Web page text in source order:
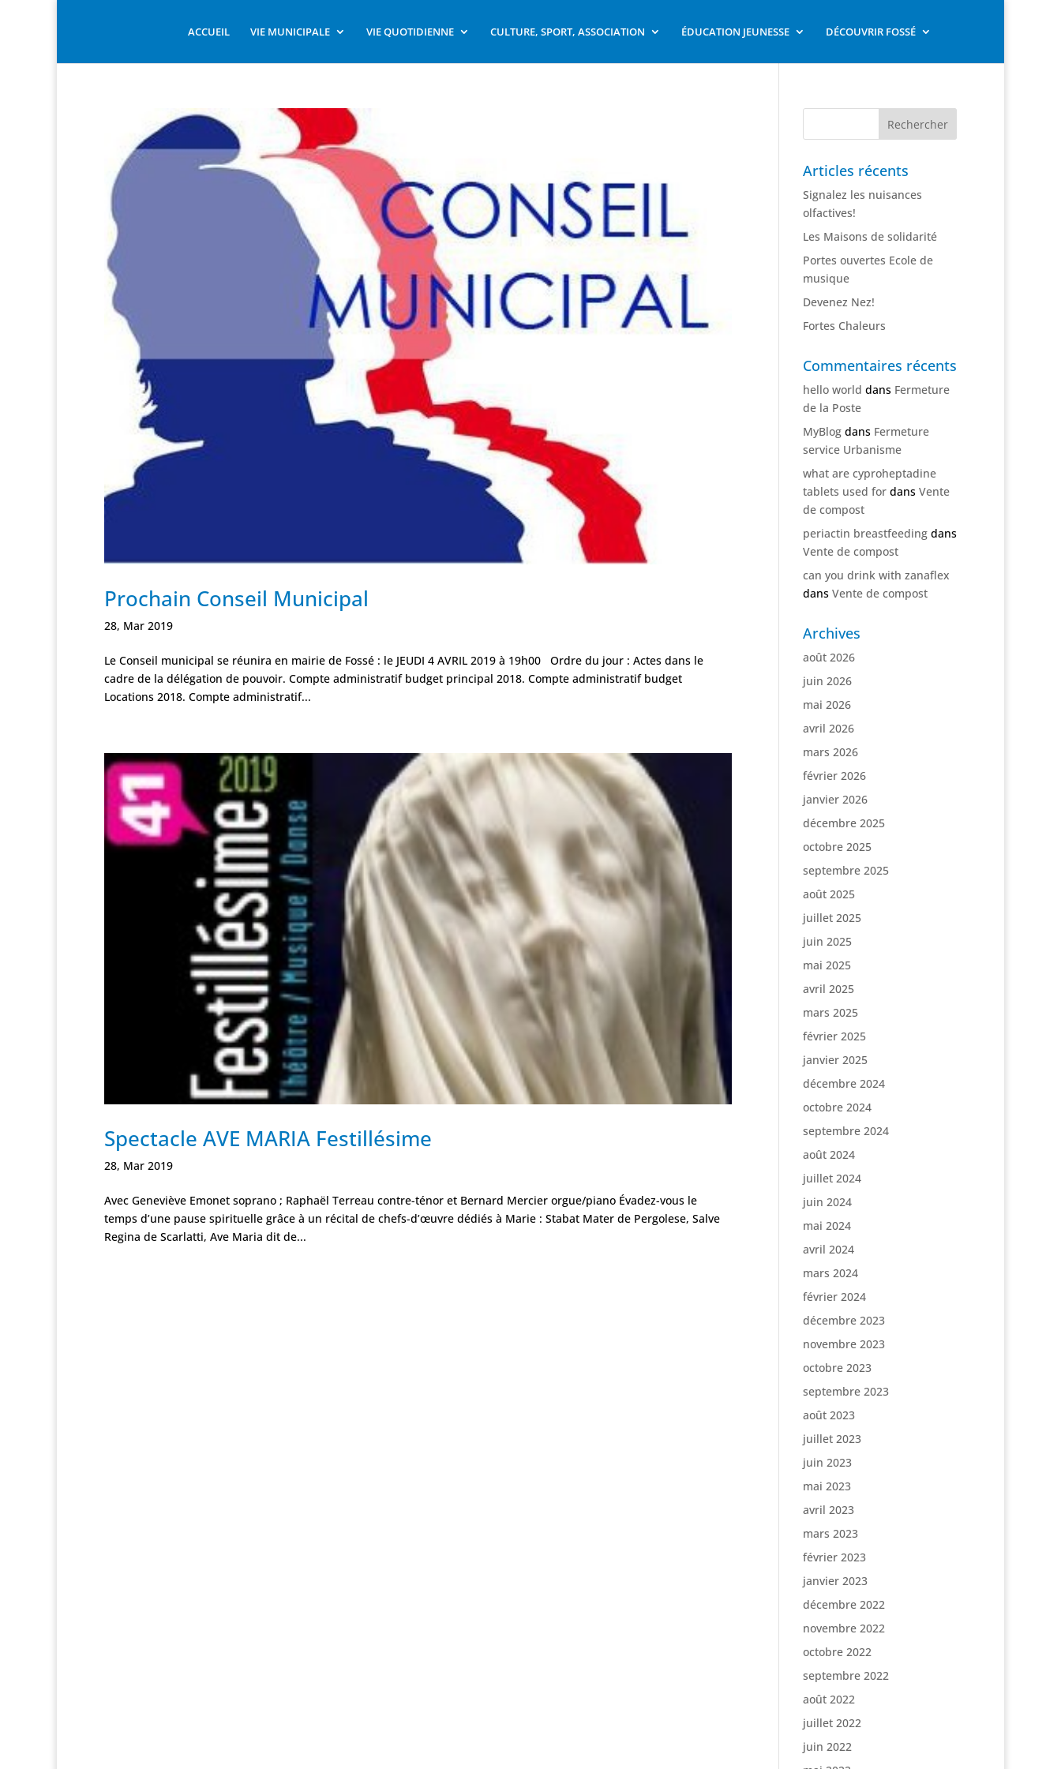
ACCUEIL VIE MUNICIPALE VIE QUOTIDIENNE CULTURE, SPORT, ASSOCIATION ÉDUCATION JEUNESSE DÉCOUVRIR FOSSÉ
Prochain Conseil Municipal
28, Mar 2019
Le Conseil municipal se réunira en mairie de Fossé : le JEUDI 4 AVRIL 2019 à 19h00 Ordre du jour : Actes dans le
cadre de la délégation de pouvoir. Compte administratif budget principal 2018. Compte administratif budget
Locations 2018. Compte administratif...
Spectacle AVE MARIA Festillésime
28, Mar 2019
Avec Geneviève Emonet soprano ; Raphaël Terreau contre-ténor et Bernard Mercier orgue/piano Évadez-vous le
temps d’une pause spirituelle grâce à un récital de chefs-d’œuvre dédiés à Marie : Stabat Mater de Pergolese, Salve
Regina de Scarlatti, Ave Maria dit de...
Articles récents
Signalez les nuisances
olfactives!
Les Maisons de solidarité
Portes ouvertes Ecole de
musique
Devenez Nez!
Fortes Chaleurs
Commentaires récents
hello world dans Fermeture
de la Poste
MyBlogdans Fermeture
service Urbanisme
what are cyproheptadine
tablets used fordans Vente
de compost
periactin breastfeedingdans
Vente de compost
can you drink with zanaflex
dans Vente de compost
Archives
août 2026
juin 2026
mai 2026
avril 2026
mars 2026
février 2026
janvier 2026
décembre 2025
octobre 2025
septembre 2025
août 2025
juillet 2025
juin 2025
mai 2025
avril 2025
mars 2025
février 2025
janvier 2025
décembre 2024
octobre 2024
septembre 2024
août 2024
juillet 2024
juin 2024
mai 2024
avril 2024
mars 2024
février 2024
décembre 2023
novembre 2023
octobre 2023
septembre 2023
août 2023
juillet 2023
juin 2023
mai 2023
avril 2023
mars 2023
février 2023
janvier 2023
décembre 2022
novembre 2022
octobre 2022
septembre 2022
août 2022
juillet 2022
juin 2022